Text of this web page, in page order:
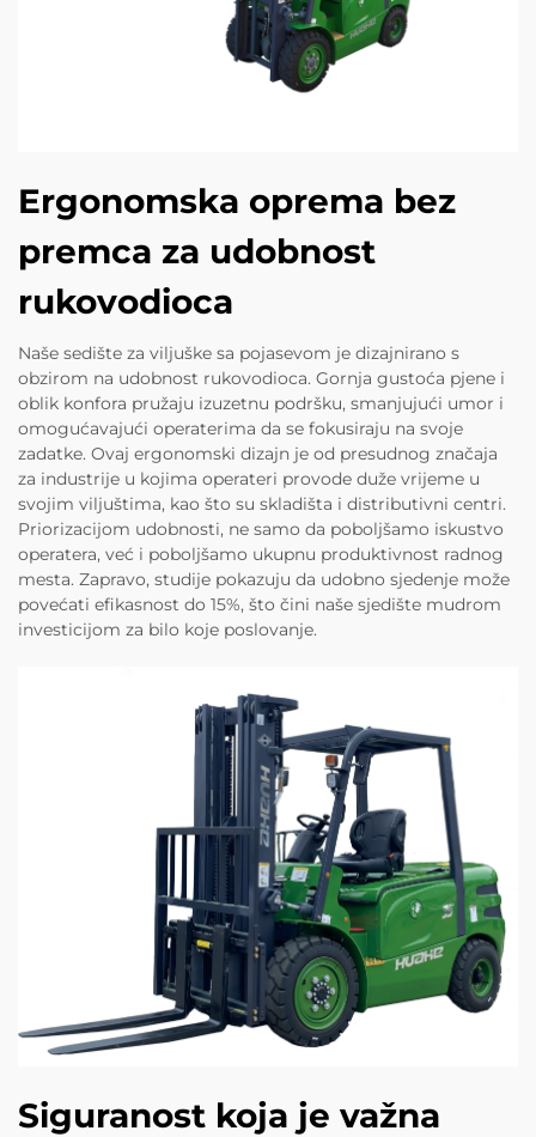
Ergonomska oprema bez
premca za udobnost
rukovodioca
Naše sedište za viljuške sa pojasevom je dizajnirano s
obzirom na udobnost rukovodioca. Gornja gustoća pjene i
oblik konfora pružaju izuzetnu podršku, smanjujući umor i
omogućavajući operaterima da se fokusiraju na svoje
zadatke. Ovaj ergonomski dizajn je od presudnog značaja
za industrije u kojima operateri provode duže vrijeme u
svojim viljuštima, kao što su skladišta i distributivni centri.
Priorizacijom udobnosti, ne samo da poboljšamo iskustvo
operatera, već i poboljšamo ukupnu produktivnost radnog
mesta. Zapravo, studije pokazuju da udobno sjedenje može
povećati efikasnost do 15%, što čini naše sjedište mudrom
investicijom za bilo koje poslovanje.
Siguranost koja je važna